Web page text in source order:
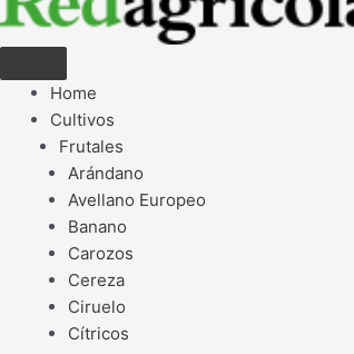
Home
Cultivos
Frutales
Arándano
Avellano Europeo
Banano
Carozos
Cereza
Ciruelo
Cítricos